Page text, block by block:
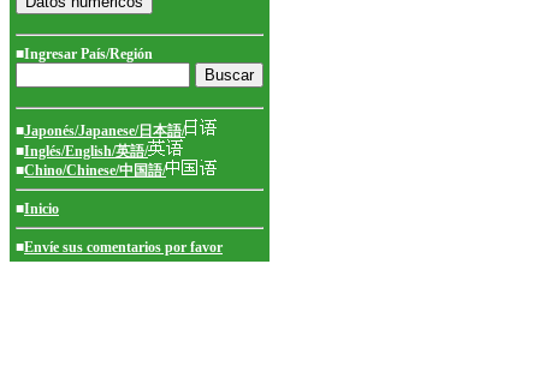
■Ingresar País/Región
■Japonés/Japanese/日本語/
■Inglés/English/英語/
■Chino/Chinese/中国語/
■Inicio
■Envíe sus comentarios por favor